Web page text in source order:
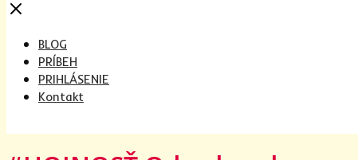
BLOG
PRÍBEH
PRIHLÁSENIE
Kontakt